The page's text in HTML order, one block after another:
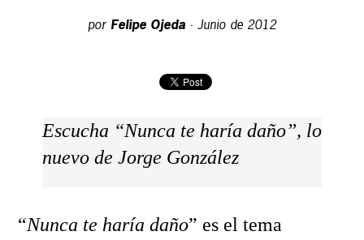
por Felipe Ojeda· Junio de 2012
Escucha “Nunca te haría daño”, lo
nuevo de Jorge González
“Nunca te haría daño” es el tema